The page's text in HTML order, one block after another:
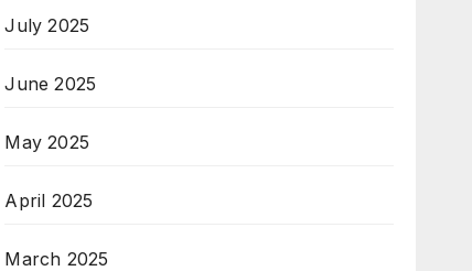
July 2025
June 2025
May 2025
April 2025
March 2025